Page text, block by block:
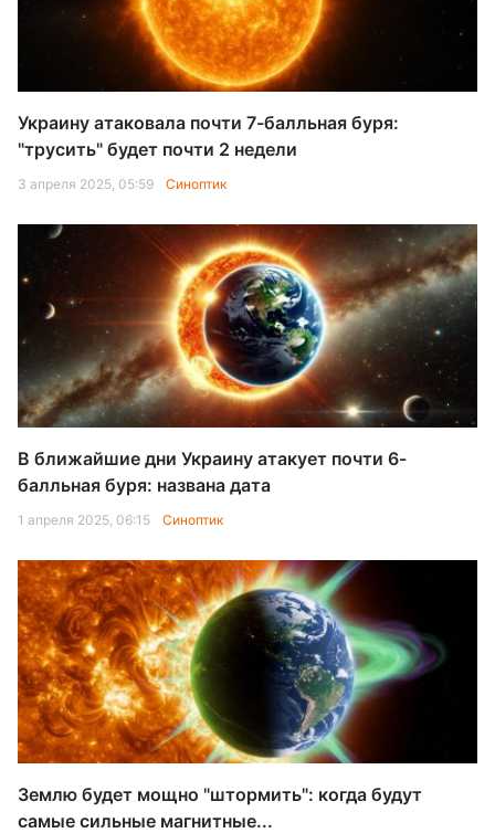
Украину атаковала почти 7-балльная буря:
"трусить" будет почти 2 недели
3 апреля 2025, 05:59 Синоптик
В ближайшие дни Украину атакует почти 6-
балльная буря: названа дата
1 апреля 2025, 06:15 Синоптик
Землю будет мощно "штормить": когда будут
самые сильные магнитные...